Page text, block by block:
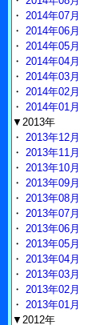
・ 2014年07月
・ 2014年06月
・ 2014年05月
・ 2014年04月
・ 2014年03月
・ 2014年02月
・ 2014年01月
▼2013年
・ 2013年12月
・ 2013年11月
・ 2013年10月
・ 2013年09月
・ 2013年08月
・ 2013年07月
・ 2013年06月
・ 2013年05月
・ 2013年04月
・ 2013年03月
・ 2013年02月
・ 2013年01月
▼2012年